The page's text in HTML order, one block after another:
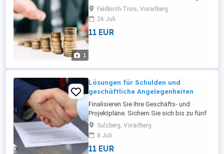
1
Unterstützung? Hier können Sie bis zu
fünf Millionen zu fairen und einfachen
Konditionen erhalten. n. Bitte kontaktieren
Sie uns für weitere Informationen.
Feldkirch-Tisis, Vorarlberg
26 Juli
11 EUR
Lösungen für Schulden und
geschäftliche Angelegenheiten
Finalisieren Sie Ihre Geschäfts- und
Projektpläne. Sichern Sie sich bis zu fünf
Millionen und legen Sie los WhatsApp:
+905432421487. Kontaktieren Sie uns für
weitere Informationen.
Sulzberg, Vorarlberg
8 Juli
11 EUR